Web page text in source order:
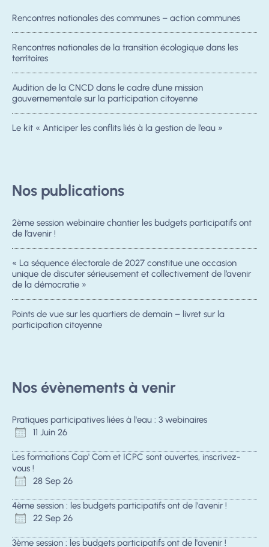
Rencontres nationales des communes – action communes
Rencontres nationales de la transition écologique dans les
territoires
Audition de la CNCD dans le cadre d’une mission
gouvernementale sur la participation citoyenne
Le kit « Anticiper les conflits liés à la gestion de l’eau »
Nos publications
2ème session webinaire chantier les budgets participatifs ont
de l’avenir !
« La séquence électorale de 2027 constitue une occasion
unique de discuter sérieusement et collectivement de l’avenir
de la démocratie »
Points de vue sur les quartiers de demain – livret sur la
participation citoyenne
Nos évènements à venir
Pratiques participatives liées à l'eau : 3 webinaires
11 Juin 26
Les formations Cap' Com et ICPC sont ouvertes, inscrivez-
vous !
28 Sep 26
4ème session : les budgets participatifs ont de l'avenir !
22 Sep 26
3ème session : les budgets participatifs ont de l'avenir !